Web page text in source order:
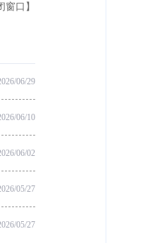
窗口】
06/29
06/10
06/02
05/27
05/27